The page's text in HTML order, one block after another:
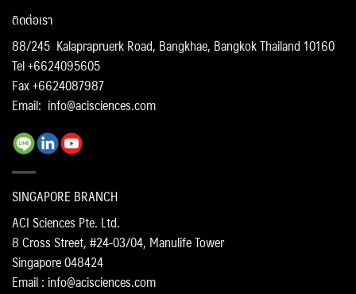
ติดต่อเรา
88/245 Kalaprapruerk Road, Bangkhae, Bangkok Thailand 10160
Tel +6624095605
Fax +6624087987
Email: info@acisciences.com
SINGAPORE BRANCH
ACI Sciences Pte. Ltd.
8 Cross Street, #24-03/04, Manulife Tower
Singapore 048424
Email : info@acisciences.com